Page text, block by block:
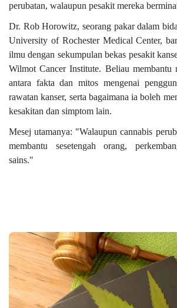
perubatan, walaupun pesakit mereka
Dr. Rob Horowitz, seorang pakar dalam
University of Rochester Medical Center,
ilmu dengan sekumpulan bekas pesakit
Wilmot Cancer Institute. Beliau membantu
antara fakta dan mitos mengenai
rawatan kanser, serta bagaimana ia boleh
kesakitan dan simptom lain.
Mesej utamanya: "Walaupun cannabis
membantu sesetengah orang,
sains."